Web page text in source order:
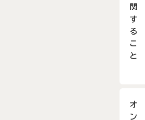
関
す
る
こ
と
オ
ン